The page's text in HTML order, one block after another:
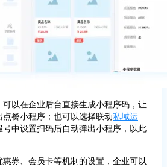
以在企业后台直接生成小程序码，让
餐小程序；也可以选择联动私域运
号中设置扫码后自动弹出小程序，以此
券、会员卡等机制的设置，企业可以